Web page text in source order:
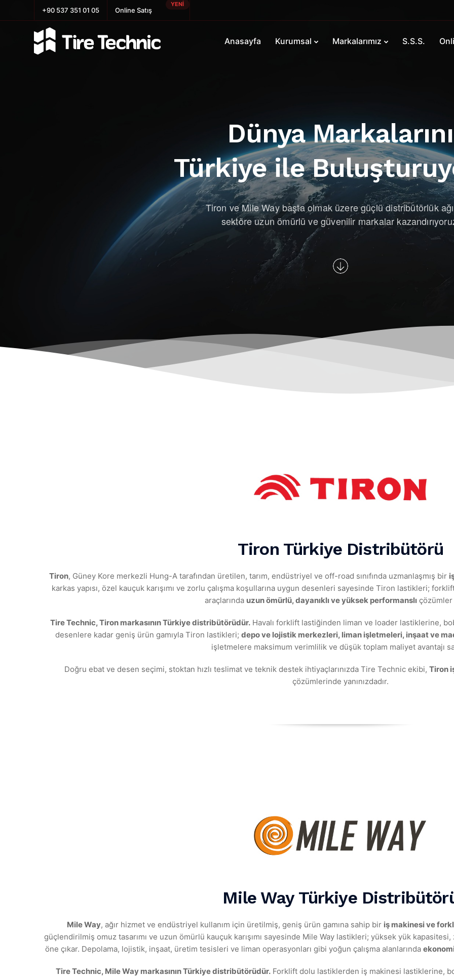
+90 537 351 01 05 Online Satış
YENİ
Anasayfa Kurumsal Markalarımız S.S.S.
Dünya Markalarını
Türkiye ile
Tiron ve Mile Way başta olmak üzere güçlü distribütörlük
sektöre uzun ömürlü ve güvenilir markalar
Tiron Türkiye Distribütörü
Tiron, Güney Kore merkezli Hung-A tarafından üretilen, tarım, endüstriyel ve off-road sınıfında uzmanlaşmış bir
karkas yapısı, özel kauçuk karışımı ve zorlu çalışma koşullarına uygun desenleri sayesinde Tiron lastikleri;
araçlarında uzun ömürlü, dayanıklı ve yüksek performanslı çözümler
Tire Technic, Tiron markasının Türkiye distribütörüdür. Havalı forklift lastiğinden liman ve loader lastiklerine,
desenlere kadar geniş ürün gamıyla Tiron lastikleri; depo ve lojistik merkezleri, liman işletmeleri, inşaat ve
işletmelere maksimum verimlilik ve düşük toplam maliyet avantajı
Doğru ebat ve desen seçimi, stoktan hızlı teslimat ve teknik destek ihtiyaçlarınızda Tire Technic ekibi, Tiron
çözümlerinde yanınızdadır.
Mile Way Türkiye
Mile Way, ağır hizmet ve endüstriyel kullanım için üretilmiş, geniş ürün gamına sahip bir iş makinesi ve
güçlendirilmiş omuz tasarımı ve uzun ömürlü kauçuk karışımı sayesinde Mile Way lastikleri; yüksek yük
öne çıkar. Depolama, lojistik, inşaat, üretim tesisleri ve liman operasyonları gibi yoğun çalışma alanlarında
Tire Technic, Mile Way markasının Türkiye distribütörüdür. Forklift dolu lastiklerden iş makinesi lastiklerine,